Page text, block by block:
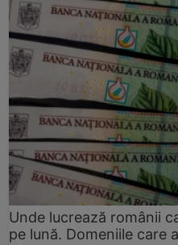
Unde lucrează românii
pe lună. Domeniile care